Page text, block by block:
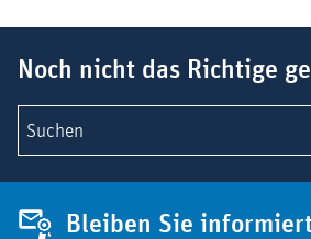
Noch nicht das Richtige
Suchen
Bleiben Sie